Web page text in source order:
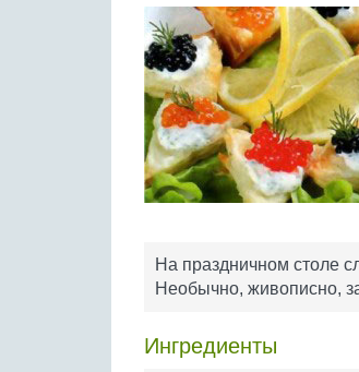
На праздничном столе
Необычно, живописно,
Ингредиенты